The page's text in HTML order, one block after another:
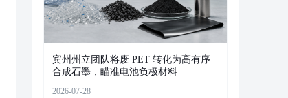
宾州州立团队将废 PET 转化为高有序
合成石墨，瞄准电池负极材料
2026-07-28